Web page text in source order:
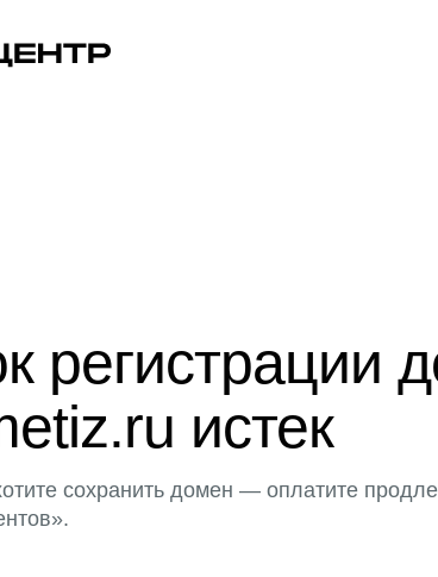
регистрации
истек
сохранить домен — оплатите